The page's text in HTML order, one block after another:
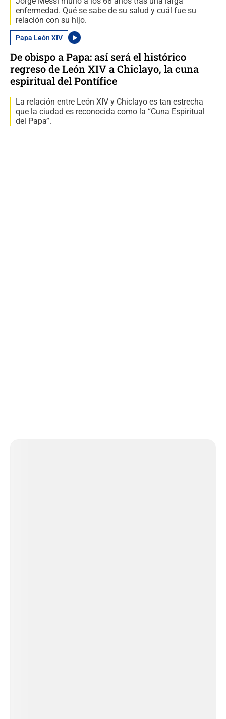
enfermedad. Qué se sabe de su salud y cuál fue su
relación con su hijo.
Papa León XIV
De obispo a Papa: así será el histórico
regreso de León XIV a Chiclayo, la cuna
espiritual del Pontífice
La relación entre León XIV y Chiclayo es tan estrecha
que la ciudad es reconocida como la “Cuna Espiritual
del Papa”.